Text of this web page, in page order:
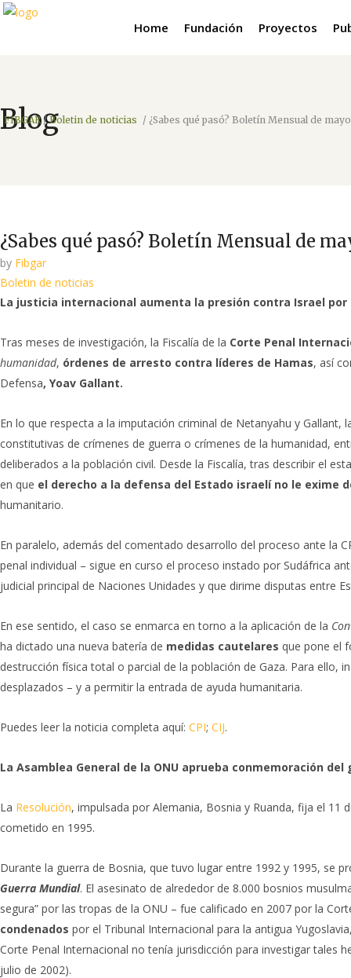
Home Fundación Proyectos
Blog
FIBGAR/Boletin de noticias / ¿Sabes qué pasó? Boletín Mensual de mayo
¿Sabes qué pasó? Boletín Mensual de
by Fibgar
Boletin de noticias
La justicia internacional aumenta la presión contra Israel por
Tras meses de investigación, la Fiscalía de la Corte Penal
humanidad, órdenes de arresto contra líderes de Hamas, así
Defensa, Yoav Gallant.
En lo que respecta a la imputación criminal de Netanyahu y
constitutivas de crímenes de guerra o crímenes de la humanidad,
deliberados a la población civil. Desde la Fiscalía, tras describir el
en que el derecho a la defensa del Estado israelí no le exime
humanitario.
En paralelo, además del comentado desarrollo del proceso ante la
penal individual – sigue en curso el proceso instado por Sudáfrica
judicial principal de Naciones Unidades y que dirime disputas entre
En ese sentido, el caso se enmarca en torno a la aplicación de la
ha dictado una nueva batería de medidas cautelares que pone el
destrucción física total o parcial de la población de Gaza. Para ello,
desplazados – y a permitir la entrada de ayuda humanitaria.
Puedes leer la noticia completa aquí: CPI; CIJ.
La Asamblea General de la ONU aprueba conmemoración del
La Resolución, impulsada por Alemania, Bosnia y Ruanda, fija el
cometido en 1995.
Durante la guerra de Bosnia, que tuvo lugar entre 1992 y 1995, se
Guerra Mundial. El asesinato de alrededor de 8.000 bosnios
segura” por las tropas de la ONU – fue calificado en 2007 por la
condenados por el Tribunal Internacional para la antigua
Corte Penal Internacional no tenía jurisdicción para investigar tales
julio de 2002).